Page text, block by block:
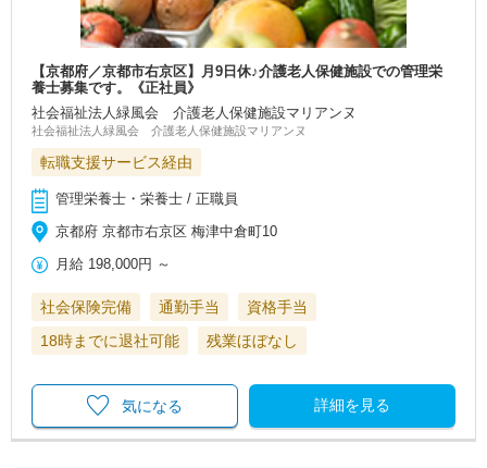
【京都府／京都市右京区】月9日休♪介護老人保健施設での管理栄
養士募集です。《正社員》
社会福祉法人緑風会 介護老人保健施設マリアンヌ
社会福祉法人緑風会 介護老人保健施設マリアンヌ
転職支援サービス経由
管理栄養士・栄養士 / 正職員
京都府 京都市右京区 梅津中倉町10
月給 198,000円 ～
社会保険完備 通勤手当
資格手当
18時までに退社可能
残業ほぼなし
詳細を見る
気になる